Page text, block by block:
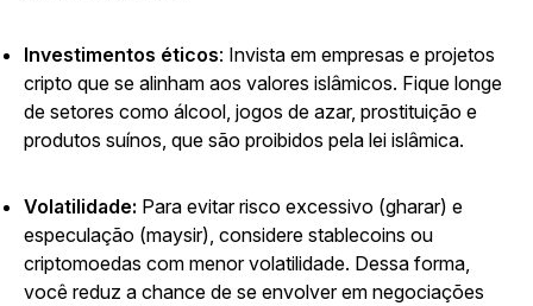
Investimentos éticos: Invista em empresas e projetos
cripto que se alinham aos valores islâmicos. Fique longe
de setores como álcool, jogos de azar, prostituição e
produtos suínos, que são proibidos pela lei islâmica.
Volatilidade: Para evitar risco excessivo (gharar) e
especulação (maysir), considere stablecoins ou
criptomoedas com menor volatilidade. Dessa forma,
você reduz a chance de se envolver em negociações